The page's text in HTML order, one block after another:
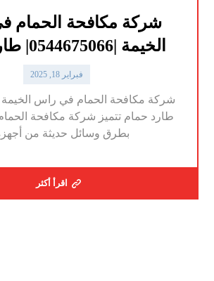
شركة مكافحة الحمام
الخيمة |0544675066| طارد حمام
فبراير 18, 2025
طارد حمام تتميز شركة مكافحة
بطرق وسائل حديثة من
اقرأ أكثر